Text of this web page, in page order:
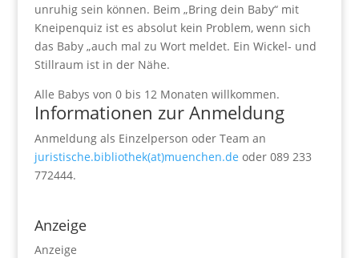
unruhig sein können. Beim „Bring dein Baby“ mit
Kneipenquiz ist es absolut kein Problem, wenn sich
das Baby „auch mal zu Wort meldet. Ein Wickel- und
Stillraum ist in der Nähe.
Alle Babys von 0 bis 12 Monaten willkommen.
Informationen zur Anmeldung
Anmeldung als Einzelperson oder Team an
juristische.bibliothek(at)muenchen.de oder 089 233
772444.
Anzeige
Anzeige